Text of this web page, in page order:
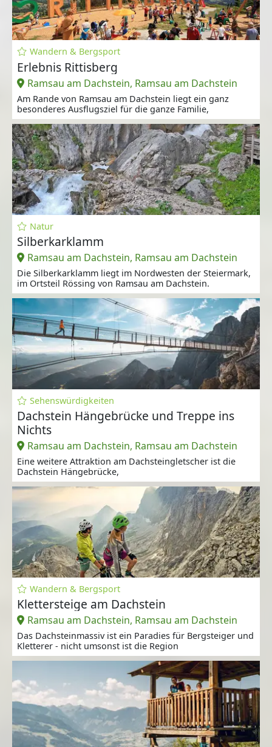
Wandern & Bergsport
Erlebnis Rittisberg
Ramsau am Dachstein, Ramsau am Dachstein
Am Rande von Ramsau am Dachstein liegt ein ganz
besonderes Ausflugsziel für die ganze Familie,
Natur
Silberkarklamm
Ramsau am Dachstein, Ramsau am Dachstein
Die Silberkarklamm liegt im Nordwesten der Steiermark,
im Ortsteil Rössing von Ramsau am Dachstein.
Sehenswürdigkeiten
Dachstein Hängebrücke und Treppe ins
Nichts
Ramsau am Dachstein, Ramsau am Dachstein
Eine weitere Attraktion am Dachsteingletscher ist die
Dachstein Hängebrücke,
Wandern & Bergsport
Klettersteige am Dachstein
Ramsau am Dachstein, Ramsau am Dachstein
Das Dachsteinmassiv ist ein Paradies für Bergsteiger und
Kletterer - nicht umsonst ist die Region